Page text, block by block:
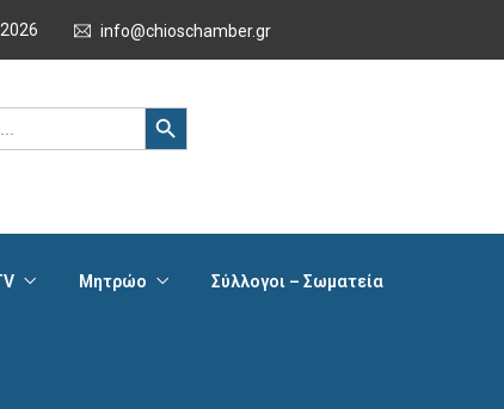
info@chioschamber.gr
Search Button
Μητρώο Σύλλογοι – Σωματεία